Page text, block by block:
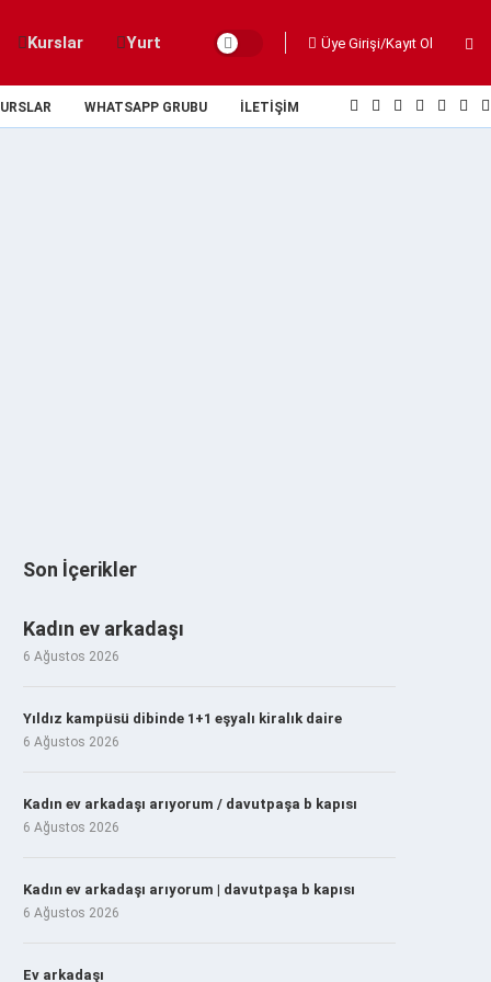
Kurslar Yurt Üye Girişi/Kayıt Ol
WHATSAPP GRUBU İLETIŞIM
Son İçerikler
Kadın ev arkadaşı
6 Ağustos 2026
Yıldız kampüsü dibinde 1+1 eşyalı kiralık daire
6 Ağustos 2026
Kadın ev arkadaşı arıyorum / davutpaşa b kapısı
6 Ağustos 2026
Kadın ev arkadaşı arıyorum | davutpaşa b kapısı
6 Ağustos 2026
Ev arkadaşı